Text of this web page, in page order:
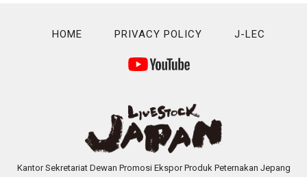
HOME PRIVACY POLICY J-LEC
Kantor Sekretariat Dewan Promosi Ekspor Produk Peternakan Jepang